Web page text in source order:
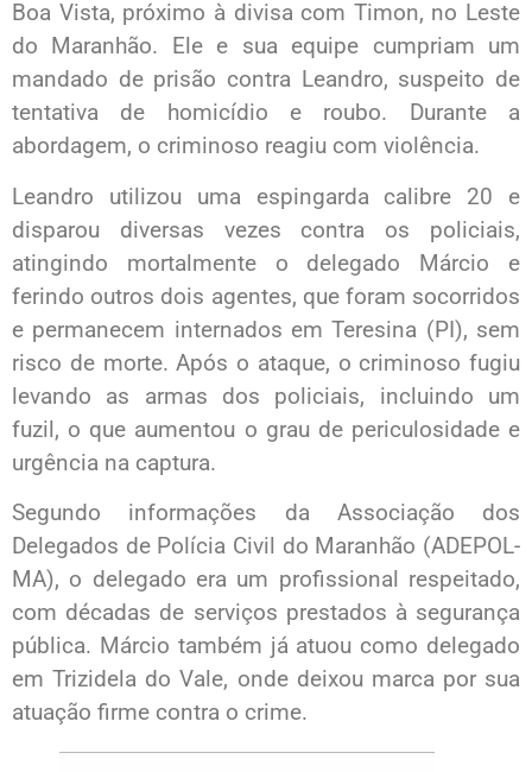
Boa Vista, próximo à divisa com Timon, no Leste
do Maranhão. Ele e sua equipe cumpriam um
mandado de prisão contra Leandro, suspeito de
tentativa de homicídio e roubo. Durante a
abordagem, o criminoso reagiu com violência.
Leandro utilizou uma espingarda calibre 20 e
disparou diversas vezes contra os policiais,
atingindo mortalmente o delegado Márcio e
ferindo outros dois agentes, que foram socorridos
e permanecem internados em Teresina (PI), sem
risco de morte. Após o ataque, o criminoso fugiu
levando as armas dos policiais, incluindo um
fuzil, o que aumentou o grau de periculosidade e
urgência na captura.
Segundo informações da Associação dos
Delegados de Polícia Civil do Maranhão (ADEPOL-
MA), o delegado era um profissional respeitado,
com décadas de serviços prestados à segurança
pública. Márcio também já atuou como delegado
em Trizidela do Vale, onde deixou marca por sua
atuação firme contra o crime.